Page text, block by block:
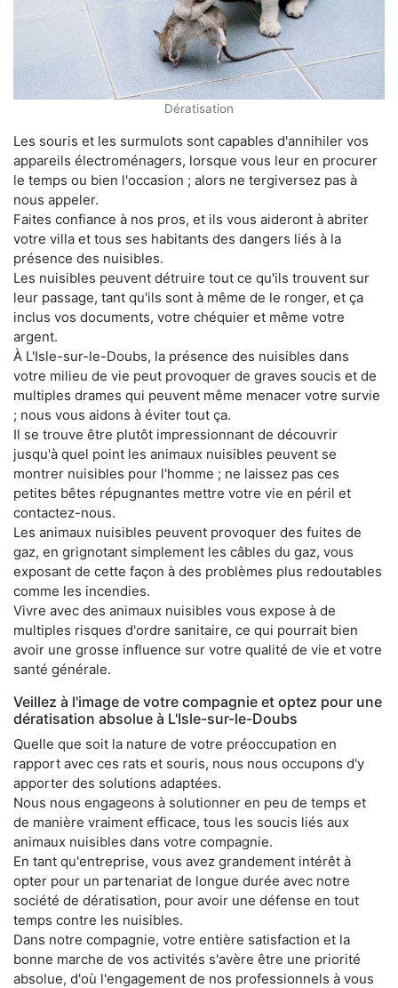
Dératisation
Les souris et les surmulots sont capables d'annihiler vos
appareils électroménagers, lorsque vous leur en procurer
le temps ou bien l'occasion ; alors ne tergiversez pas à
nous appeler.
Faites confiance à nos pros, et ils vous aideront à abriter
votre villa et tous ses habitants des dangers liés à la
présence des nuisibles.
Les nuisibles peuvent détruire tout ce qu'ils trouvent sur
leur passage, tant qu'ils sont à même de le ronger, et ça
inclus vos documents, votre chéquier et même votre
argent.
À L'Isle-sur-le-Doubs, la présence des nuisibles dans
votre milieu de vie peut provoquer de graves soucis et de
multiples drames qui peuvent même menacer votre survie
; nous vous aidons à éviter tout ça.
Il se trouve être plutôt impressionnant de découvrir
jusqu'à quel point les animaux nuisibles peuvent se
montrer nuisibles pour l'homme ; ne laissez pas ces
petites bêtes répugnantes mettre votre vie en péril et
contactez-nous.
Les animaux nuisibles peuvent provoquer des fuites de
gaz, en grignotant simplement les câbles du gaz, vous
exposant de cette façon à des problèmes plus redoutables
comme les incendies.
Vivre avec des animaux nuisibles vous expose à de
multiples risques d'ordre sanitaire, ce qui pourrait bien
avoir une grosse influence sur votre qualité de vie et votre
santé générale.
Veillez à l'image de votre compagnie et optez pour une
dératisation absolue à L'Isle-sur-le-Doubs
Quelle que soit la nature de votre préoccupation en
rapport avec ces rats et souris, nous nous occupons d'y
apporter des solutions adaptées.
Nous nous engageons à solutionner en peu de temps et
de manière vraiment efficace, tous les soucis liés aux
animaux nuisibles dans votre compagnie.
En tant qu'entreprise, vous avez grandement intérêt à
opter pour un partenariat de longue durée avec notre
société de dératisation, pour avoir une défense en tout
temps contre les nuisibles.
Dans notre compagnie, votre entière satisfaction et la
bonne marche de vos activités s'avère être une priorité
absolue, d'où l'engagement de nos professionnels à vous